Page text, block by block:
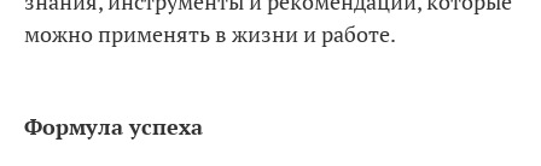
можно применять в жизни и работе.
Формула успеха